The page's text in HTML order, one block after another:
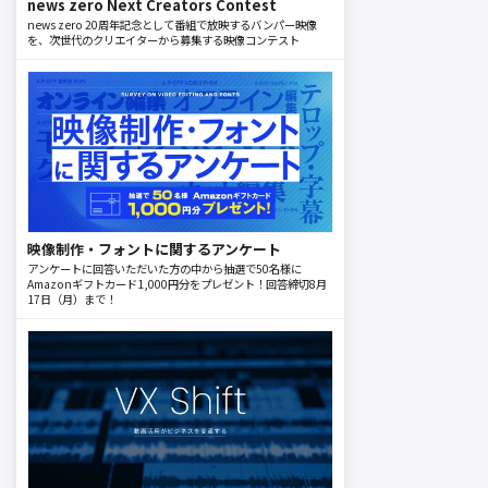
news zero Next Creators Contest
news zero 20周年記念として番組で放映するバンパー映像
を、次世代のクリエイターから募集する映像コンテスト
映像制作・フォントに関するアンケート
アンケートに回答いただいた方の中から抽選で50名様に
Amazonギフトカード1,000円分をプレゼント！回答締切8月
17日（月）まで！